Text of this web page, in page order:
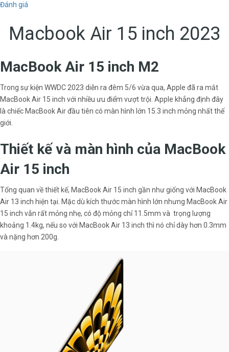
Đánh giá
Macbook Air 15 inch 2023
MacBook Air 15 inch M2
Trong sự kiện WWDC 2023 diễn ra đêm 5/6 vừa qua, Apple đã ra mắt
MacBook Air 15 inch với nhiều ưu điểm vượt trội. Apple khẳng định đây
là chiếc MacBook Air đầu tiên có màn hình lớn 15.3 inch mỏng nhất thế
giới.
Thiết kế và màn hình của MacBook
Air 15 inch
Tổng quan về thiết kế, MacBook Air 15 inch gần như giống với MacBook
Air 13 inch hiện tại. Mặc dù kích thước màn hình lớn nhưng MacBook Air
15 inch vẫn rất mỏng nhẹ, có độ mỏng chỉ 11.5mm và trọng lượng
khoảng 1.4kg, nếu so với MacBook Air 13 inch thì nó chỉ dày hơn 0.3mm
và nặng hơn 200g.